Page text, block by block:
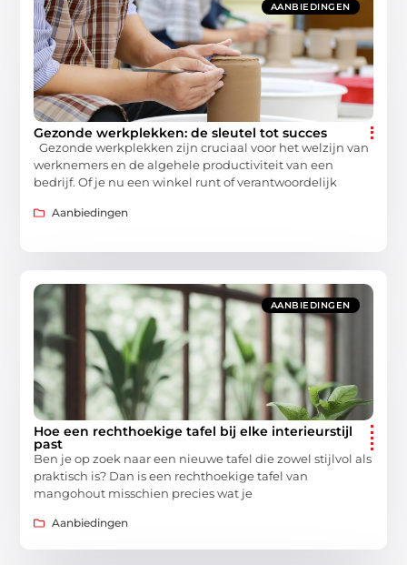
AANBIEDINGEN
Gezonde werkplekken: de sleutel tot succes
Gezonde werkplekken zijn cruciaal voor het welzijn van
werknemers en de algehele productiviteit van een
bedrijf. Of je nu een winkel runt of verantwoordelijk
Aanbiedingen
AANBIEDINGEN
Hoe een rechthoekige tafel bij elke interieurstijl
past
Ben je op zoek naar een nieuwe tafel die zowel stijlvol als
praktisch is? Dan is een rechthoekige tafel van
mangohout misschien precies wat je
Aanbiedingen